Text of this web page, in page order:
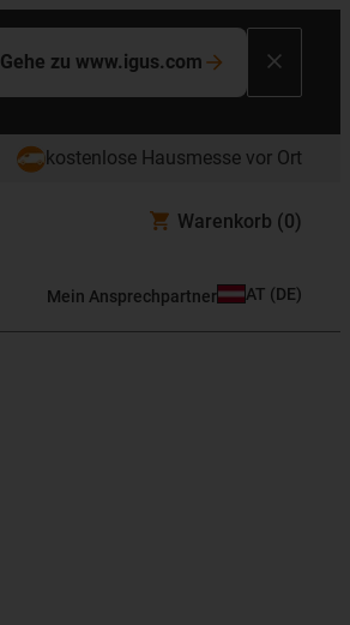
Gehe zu www.igus.com
kostenlose Hausmesse vor Ort
Warenkorb (0)
Mein Ansprechpartner AT (DE)